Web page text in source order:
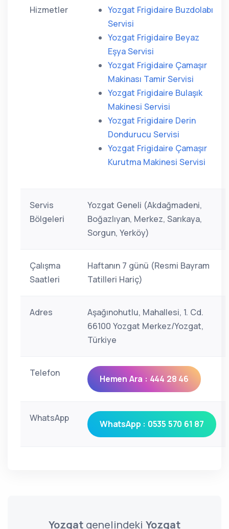
Hizmetler
Yozgat Frigidaire Buzdolabı
Servisi
Yozgat Frigidaire Beyaz
Eşya Servisi
Yozgat Frigidaire Çamaşır
Makinası Tamir Servisi
Yozgat Frigidaire Bulaşık
Makinesi Servisi
Yozgat Frigidaire Derin
Dondurucu Servisi
Yozgat Frigidaire Çamaşır
Kurutma Makinesi Servisi
Servis
Bölgeleri
Yozgat Geneli (Akdağmadeni,
Boğazlıyan, Merkez, Sarıkaya,
Sorgun, Yerköy)
Çalışma
Saatleri
Haftanın 7 günü (Resmi Bayram
Tatilleri Hariç)
Adres
Aşağınohutlu, Mahallesi, 1. Cd.
66100 Yozgat Merkez/Yozgat,
Türkiye
Telefon
Hemen Ara : 444 28 46
WhatsApp
WhatsApp : 0535 570 61 87
Yozgat genelindeki Yozgat